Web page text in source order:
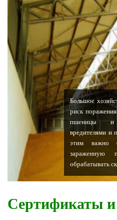
Большое
риск
пшеницы и
вредителями и
этим важно
зараженную
обрабатывать
Сертификаты и